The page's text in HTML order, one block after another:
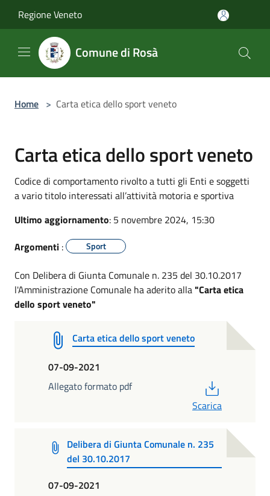
Regione Veneto
Comune di Rosà
Home > Carta etica dello sport veneto
Carta etica dello sport veneto
Codice di comportamento rivolto a tutti gli Enti e soggetti
a vario titolo interessati all’attività motoria e sportiva
Ultimo aggiornamento: 5 novembre 2024, 15:30
Argomenti : Sport
Con Delibera di Giunta Comunale n. 235 del 30.10.2017
l'Amministrazione Comunale ha aderito alla"Carta etica
dello sport veneto"
Carta etica dello sport veneto
07-09-2021
Allegato formato pdf
Scarica
Delibera di Giunta Comunale n. 235
del 30.10.2017
07-09-2021